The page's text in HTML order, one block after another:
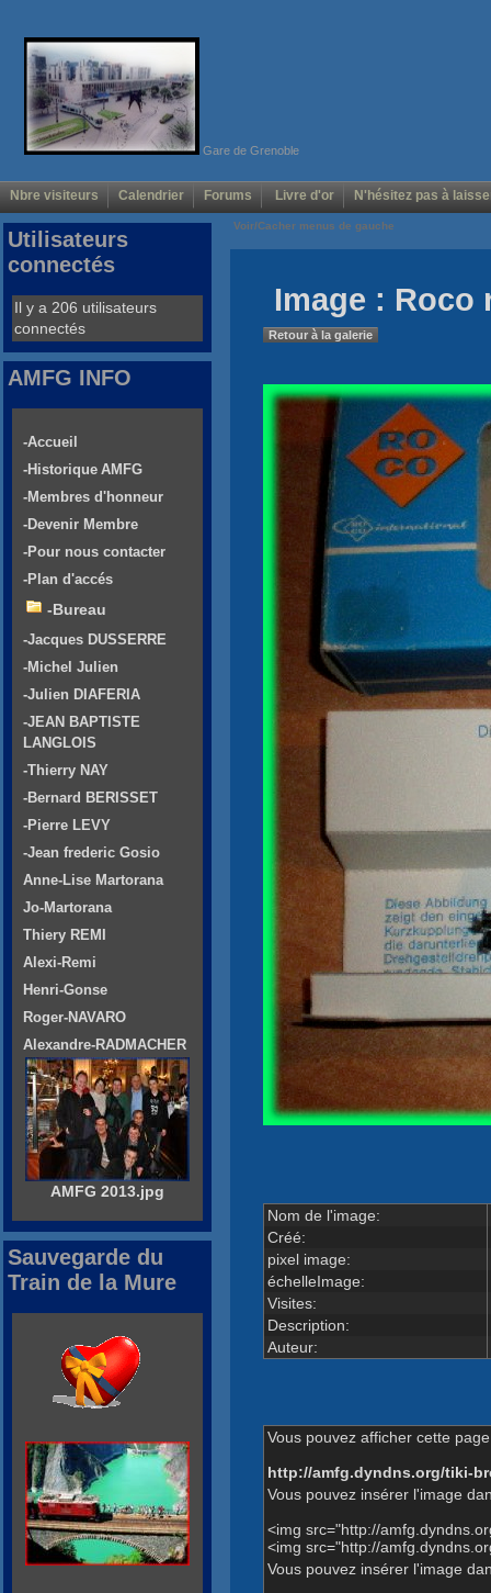
Gare de Grenoble
Nbre visiteurs Calendrier Forums Livre d'or N'hésitez pas à
Voir/Cacher menus de gauche
Image : Roco
Retour à la galerie
Nom de l'image:
Créé:
pixel image:
échelleImage:
Visites:
Description:
Auteur:
Vous pouvez afficher cette
http://amfg.dyndns.org/tiki-
Vous pouvez insérer l'image
<img src="http://
<img src="http://
Vous pouvez insérer l'image
Utilisateurs
connectés
Il y a 206 utilisateurs
connectés
AMFG INFO
-Accueil
-Historique AMFG
-Membres d'honneur
-Devenir Membre
-Pour nous contacter
-Plan d'accés
-Bureau
-Jacques DUSSERRE
-Michel Julien
-Julien DIAFERIA
-JEAN BAPTISTE
LANGLOIS
-Thierry NAY
-Bernard BERISSET
-Pierre LEVY
-Jean frederic Gosio
Anne-Lise Martorana
Jo-Martorana
Thiery REMI
Alexi-Remi
Henri-Gonse
Roger-NAVARO
Alexandre-RADMACHER
AMFG 2013.jpg
Sauvegarde du
Train de la Mure